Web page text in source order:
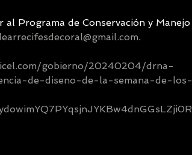
Programa de Conservación y Manejo
.
gobierno/20240204/drna-
de-diseno-de-la-semana-de-los-